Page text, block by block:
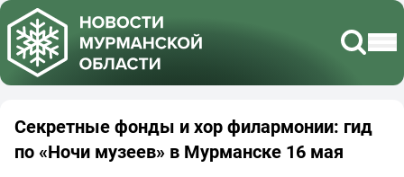
Секретные фонды и хор филармонии: гид
по «Ночи музеев» в Мурманске 16 мая